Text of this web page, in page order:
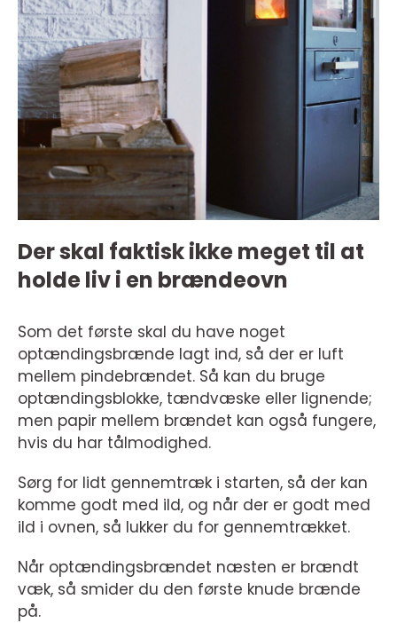
Der skal faktisk ikke meget til at
holde liv i en brændeovn
Som det første skal du have noget
optændingsbrænde lagt ind, så der er luft
mellem pindebrændet. Så kan du bruge
optændingsblokke, tændvæske eller lignende;
men papir mellem brændet kan også fungere,
hvis du har tålmodighed.
Sørg for lidt gennemtræk i starten, så der kan
komme godt med ild, og når der er godt med
ild i ovnen, så lukker du for gennemtrækket.
Når optændingsbrændet næsten er brændt
væk, så smider du den første knude brænde
på.